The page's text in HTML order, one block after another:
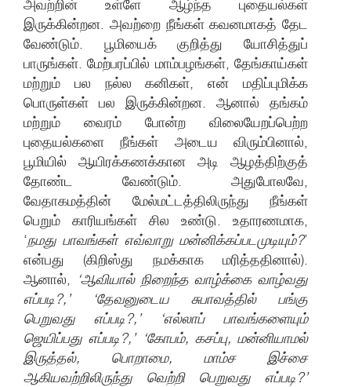
அவற்றின் உள்ளே ஆழ்ந்த புதையல்கள்
இருக்கின்றன. அவற்றை நீங்கள் கவனமாகத் தேட
வேண்டும். பூமியைக் குறித்து யோசித்துப்
பாருங்கள். மேற்பரப்பில் மாம்பழங்கள், தேங்காய்கள்
மற்றும் பல நல்ல கனிகள், என் மதிப்புமிக்க
பொருள்கள் பல இருக்கின்றன. ஆனால் தங்கம்
மற்றும் வைரம் போன்ற விலையேறப்பெற்ற
புதையல்களை நீங்கள் அடைய விரும்பினால்,
பூமியில் ஆயிரக்கணக்கான அடி ஆழத்திற்குத்
தோண்ட வேண்டும். அதுபோலவே,
வேதாகமத்தின் மேல்மட்டத்திலிருந்து நீங்கள்
பெறும் காரியங்கள் சில உண்டு. உதாரணமாக,
‘நமது பாவங்கள் எவ்வாறு மன்னிக்கப்படமுடியும்?’
என்பது (கிறிஸ்து நமக்காக மரித்ததினால்).
ஆனால்,
‘ஆவியால் நிறைந்த வாழ்க்கை வாழ்வது
எப்படி?,’ ‘தேவனுடைய சுபாவத்தில் பங்கு
பெறுவது எப்படி?,’ ‘எல்லாப் பாவங்களையும்
ஜெயிப்பது எப்படி?,’ ‘கோபம், கசப்பு, மன்னியாமல்
இருத்தல், பொறாமை, மாம்ச இச்சை
ஆகியவற்றிலிருந்து வெற்றி பெறுவது எப்படி?’